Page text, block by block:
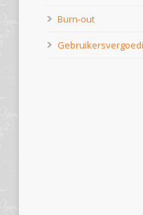
Burn-out